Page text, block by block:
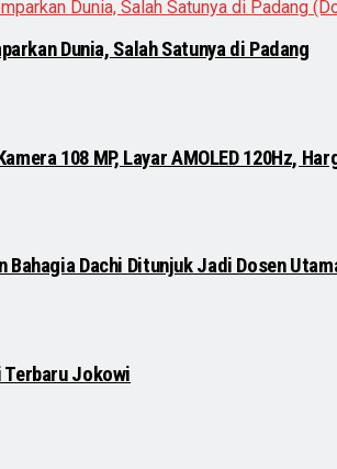
Dunia, Salah Satunya di Padang
108 MP, Layar AMOLED 120Hz,
Dachi Ditunjuk Jadi Dosen
Terbaru Jokowi